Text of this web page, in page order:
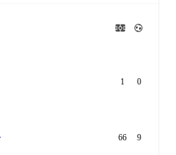
1 0
66 9